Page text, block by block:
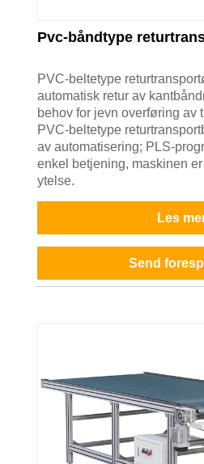
Pvc-båndtype
PVC-beltetype
automatisk retur av
behov for jevn overføring av
PVC-beltetype
av automatisering; PLS-
enkel betjening, maskinen
ytelse.
Les
Send